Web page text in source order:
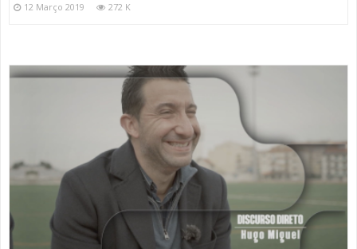
12 Março 2019 272 K